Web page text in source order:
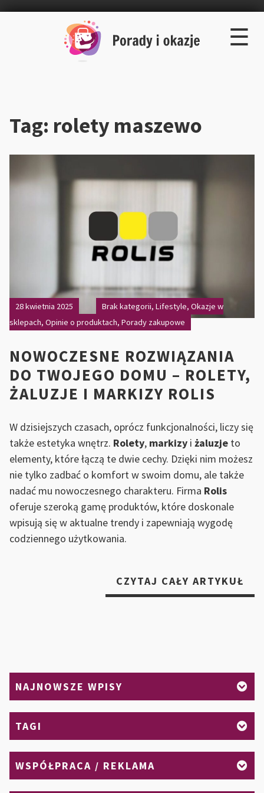
☰
×
Tag: rolety maszewo
28 kwietnia 2025 Brak kategorii, Lifestyle, Okazje w
sklepach, Opinie o produktach, Porady zakupowe
NOWOCZESNE ROZWIĄZANIA
DO TWOJEGO DOMU – ROLETY,
ŻALUZJE I MARKIZY ROLIS
W dzisiejszych czasach, oprócz funkcjonalności, liczy się
także estetyka wnętrz. Rolety, markizy i żaluzje to
elementy, które łączą te dwie cechy. Dzięki nim możesz
nie tylko zadbać o komfort w swoim domu, ale także
nadać mu nowoczesnego charakteru. Firma Rolis
oferuje szeroką gamę produktów, które doskonale
wpisują się w aktualne trendy i zapewniają wygodę
codziennego użytkowania.
CZYTAJ CAŁY ARTYKUŁ
NAJNOWSZE WPISY
TAGI
WSPÓŁPRACA / REKLAMA